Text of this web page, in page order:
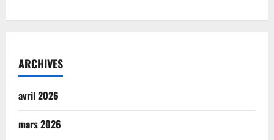
ARCHIVES
avril 2026
mars 2026